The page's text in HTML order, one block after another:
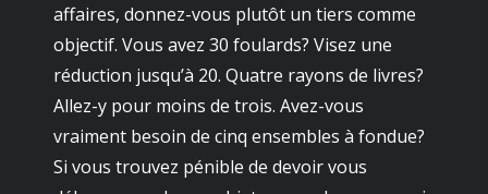
affaires, donnez-vous plutôt un tiers comme
objectif. Vous avez 30 foulards? Visez une
réduction jusqu’à 20. Quatre rayons de livres?
Allez-y pour moins de trois. Avez-vous
vraiment besoin de cinq ensembles à fondue?
Si vous trouvez pénible de devoir vous